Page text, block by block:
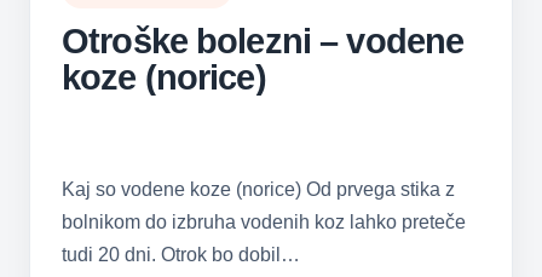
Otroške bolezni – vodene
koze (norice)
Kaj so vodene koze (norice) Od prvega stika z
bolnikom do izbruha vodenih koz lahko preteče
tudi 20 dni. Otrok bo dobil…